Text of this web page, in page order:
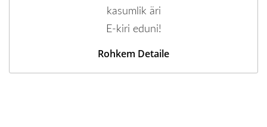
kasumlik äri
E-kiri eduni!
Rohkem Detaile